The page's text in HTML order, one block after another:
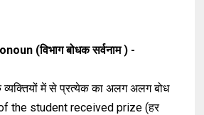
(विभाग बोधक सर्वनाम ) -
व्यक्तियों में से प्रत्येक का अलग अलग बोध
the student received prize (हर